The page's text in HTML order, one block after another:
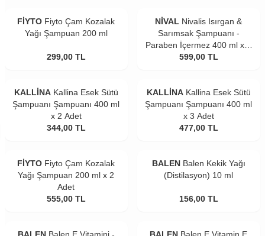
FİYTO Fiyto Çam Kozalak
Yağı Şampuan 200 ml
299,00 TL
NİVAL Nivalis Isırgan &
Sarımsak Şampuanı -
Paraben İçermez 400 ml x 2
Adet
599,00 TL
KALLİNA Kallina Esek Sütü
Şampuanı Şampuanı 400 ml
x 2 Adet
344,00 TL
KALLİNA Kallina Esek Sütü
Şampuanı Şampuanı 400 ml
x 3 Adet
477,00 TL
FİYTO Fiyto Çam Kozalak
Yağı Şampuan 200 ml x 2
Adet
555,00 TL
BALEN Balen Kekik Yağı
(Distilasyon) 10 ml
156,00 TL